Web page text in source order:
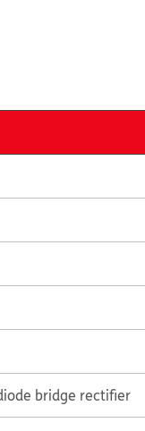
bridge rectifier